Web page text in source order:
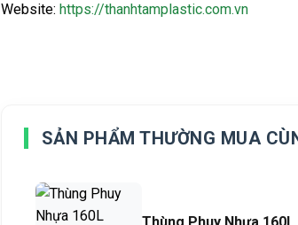
Website: https://thanhtamplastic.com.vn
SẢN PHẨM THƯỜNG MUA